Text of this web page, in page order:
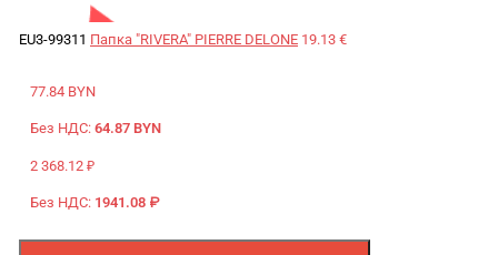
EU3-99311 Папка "RIVERA" PIERRE DELONE 19.13 €
77.84 BYN
Без НДС: 64.87 BYN
2 368.12 ₽
Без НДС: 1941.08 ₽